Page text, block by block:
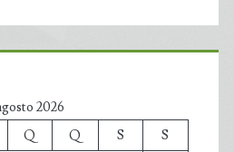
2026
Q Q S
S